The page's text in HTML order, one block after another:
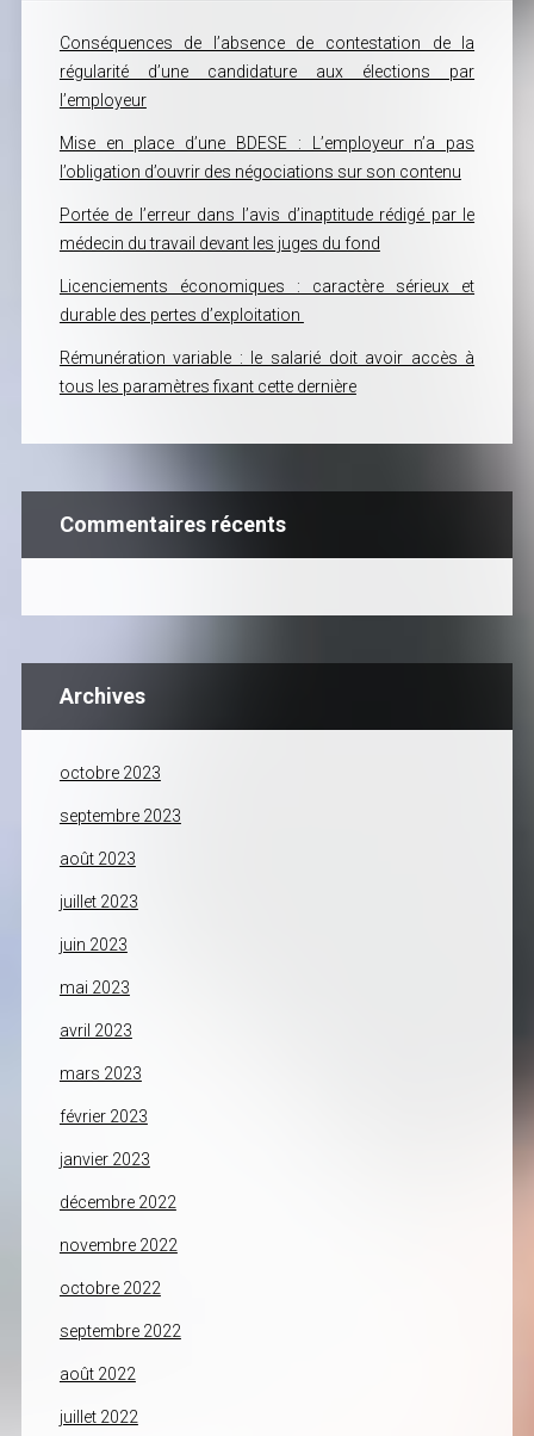
Conséquences de l’absence de contestation de la
régularité d’une candidature aux élections par
l’employeur
Mise en place d’une BDESE : L’employeur n’a pas
l’obligation d’ouvrir des négociations sur son contenu
Portée de l’erreur dans l’avis d’inaptitude rédigé par le
médecin du travail devant les juges du fond
Licenciements économiques : caractère sérieux et
durable des pertes d’exploitation
Rémunération variable : le salarié doit avoir accès à
tous les paramètres fixant cette dernière
Commentaires récents
Archives
octobre 2023
septembre 2023
août 2023
juillet 2023
juin 2023
mai 2023
avril 2023
mars 2023
février 2023
janvier 2023
décembre 2022
novembre 2022
octobre 2022
septembre 2022
août 2022
juillet 2022